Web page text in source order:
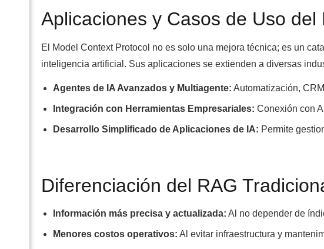
Aplicaciones y Casos de Uso del
El Model Context Protocol no es solo una mejora técnica; es un
inteligencia artificial. Sus aplicaciones se extienden a diversas
Agentes de IA Avanzados y Multiagente: Automatización,
Integración con Herramientas Empresariales: Conexión con
Desarrollo Simplificado de Aplicaciones de IA: Permite
Diferenciación del RAG
Información más precisa y actualizada: Al no depender de
Menores costos operativos: Al evitar infraestructura y